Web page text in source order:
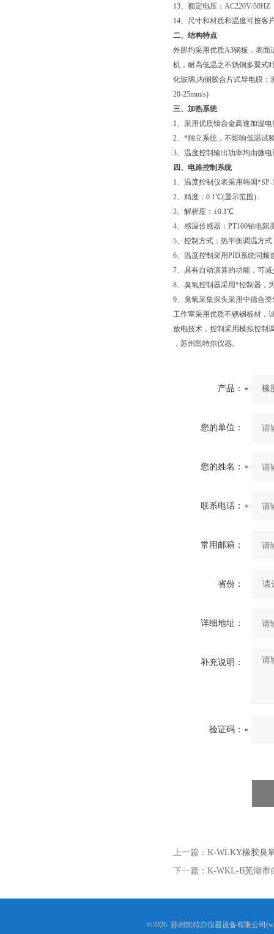
13、额定电压：AC220V/50HZ
14、尺寸和材质和温度可按客
二、结构特点
外胆均采用优质A3钢板，表面
机，耐高低温之不锈钢多翼式
化玻璃,内侧胶合片式导电膜；
20-25mm/s)
三、加热系统
1、采用优质镍合金高速加温电
2、*独立系统，不影响低温试
3、温度控制输出功率均由微
四、电路控制系统
1、温度控制仪表采用韩国
2、精度：0.1℃(显示范围)
3、解析度：±0.1℃
4、感温传感器：PT100铂电阻
5、控制方式：热平衡调温方式
6、温度控制采用PID系统同频
7、具有自动演算的功能，可
8、臭氧控制器采用*控制器，
9、臭氧采集探头采用中德合
工作室采用优质不锈钢板材，
放电技术，控制采用模拟控制
，苏州凯特尔仪器。
产品：
您的单位：
您的姓名：
联系电话：
常用邮箱：
省份：
详细地址：
补充说明：
验证码：
上一篇： K-WLKY橡胶臭
下一篇： K-WKL-B芜湖市
©2026 苏州凯特尔仪器设备有限公司